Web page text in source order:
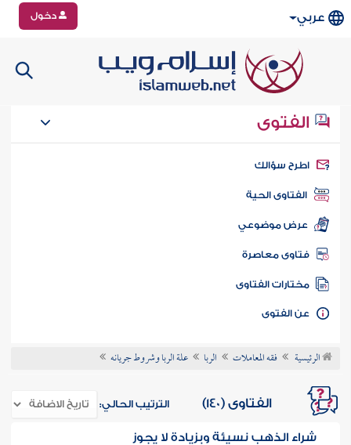
عربي دخول
الفتوى
سؤالك
الفتاوى الحية
عرض موضوعي
فتاوى معاصرة
مختارات الفتاوى
الفتوى
الرئيسية فقه المعاملات الربا علة الربا وشروط جريانه
الفتاوى (140) الترتيب الحالي:
شراء الذهب نسيئة وبزيادة لا يجوز